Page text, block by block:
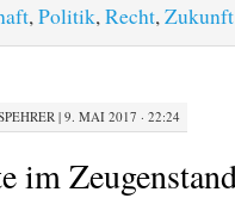
, Politik, Recht,
| 9. MAI 2017 · 22:24
im